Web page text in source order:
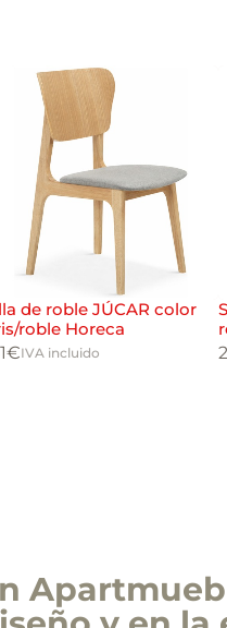
de roble JÚCAR color
roble Horeca
€IVA incluido